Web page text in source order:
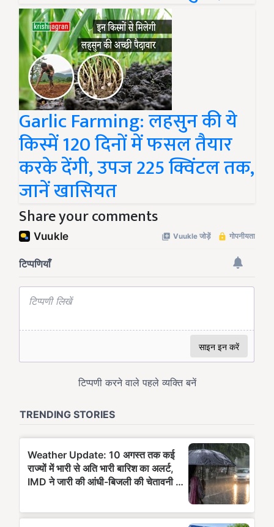
Garlic Farming: लहसुन की ये
किस्में 120 दिनों में फसल तैयार
करके देंगी, उपज 225 क्विंटल तक,
जानें खासियत
Share your comments